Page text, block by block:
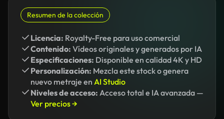
Resumen de la colección
Licencia: Royalty-Free para uso comercial
Contenido: Vídeos originales y generados por IA
Especificaciones: Disponible en calidad 4K y HD
Personalización: Mezcla este stock o genera
nuevo metraje en AI Studio
Niveles de acceso: Acceso total e IA avanzada —
Ver precios →